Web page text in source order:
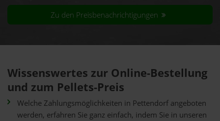
Zu den Preisbenachrichtigungen
Wissenswertes zur Online-Bestellung
und zum Pellets-Preis
Welche Zahlungsmöglichkeiten in Pettendorf angeboten
werden, erfahren Sie ganz einfach, indem Sie in unseren